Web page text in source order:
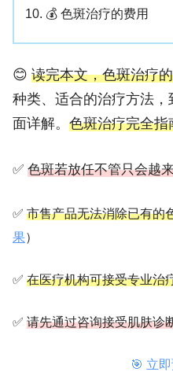
💰 色斑治疗的费用
😊 读完本文，色斑治疗
种类、适合的治疗方法
面详解。 色斑治疗完全
✅ 色斑若放任不管只会越
✅ 市售产品无法消除已有的
果）
✅ 在医疗机构可接受专业治
✅ 请先通过咨询接受肌肤诊
🎯 立